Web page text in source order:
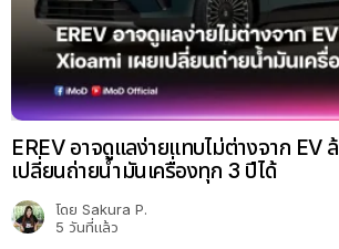
EREV อาจดูแลง่ายแทบไม่ต่างจาก EV
เปลี่ยนถ่ายน้ำมันเครื่องทุก 3 ปีได้
โดย Sakura P.
5 วันที่แล้ว